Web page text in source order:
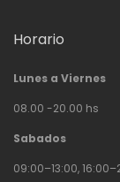
Horario
Lunes a Viernes
08.00 -20.00 hs
Sabados
09:00–13:00,